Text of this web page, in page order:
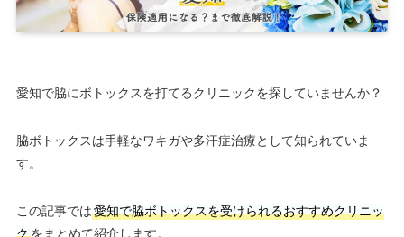
愛知で脇にボトックスを打てるクリニックを探していませんか？
脇ボトックスは手軽なワキガや多汗症治療として知られていま
す。
この記事では愛知で脇ボトックスを受けられるおすすめクリニッ
クをまとめて紹介します。